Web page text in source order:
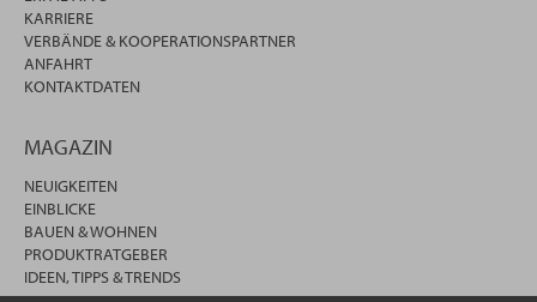
KARRIERE
VERBÄNDE & KOOPERATIONSPARTNER
ANFAHRT
KONTAKTDATEN
MAGAZIN
NEUIGKEITEN
EINBLICKE
BAUEN & WOHNEN
PRODUKTRATGEBER
IDEEN, TIPPS & TRENDS